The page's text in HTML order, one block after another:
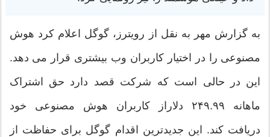
به گزارش مهر به نقل از رویترز، گوگل اعلام کرد هوش
مصنوعی را در اختیار کاربران وب بیشتری قرار می دهد.
این در حالی است که شرکت قصد دارد حق اشتراک
ماهانه ۲۴۹.۹۹ دلاراز کاربران هوش مصنوعی خود
دریافت کند. این جدیدترین اقدام گوگل برای حفاظت از